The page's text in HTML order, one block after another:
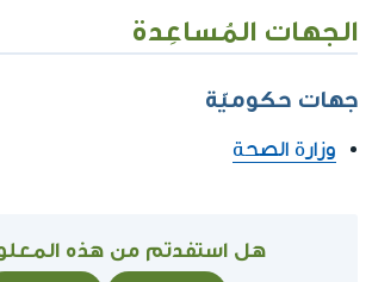
الجهات المُساعِدة
جهات حكوميّة
وزارة الصحة
هل استفدتم من هذه